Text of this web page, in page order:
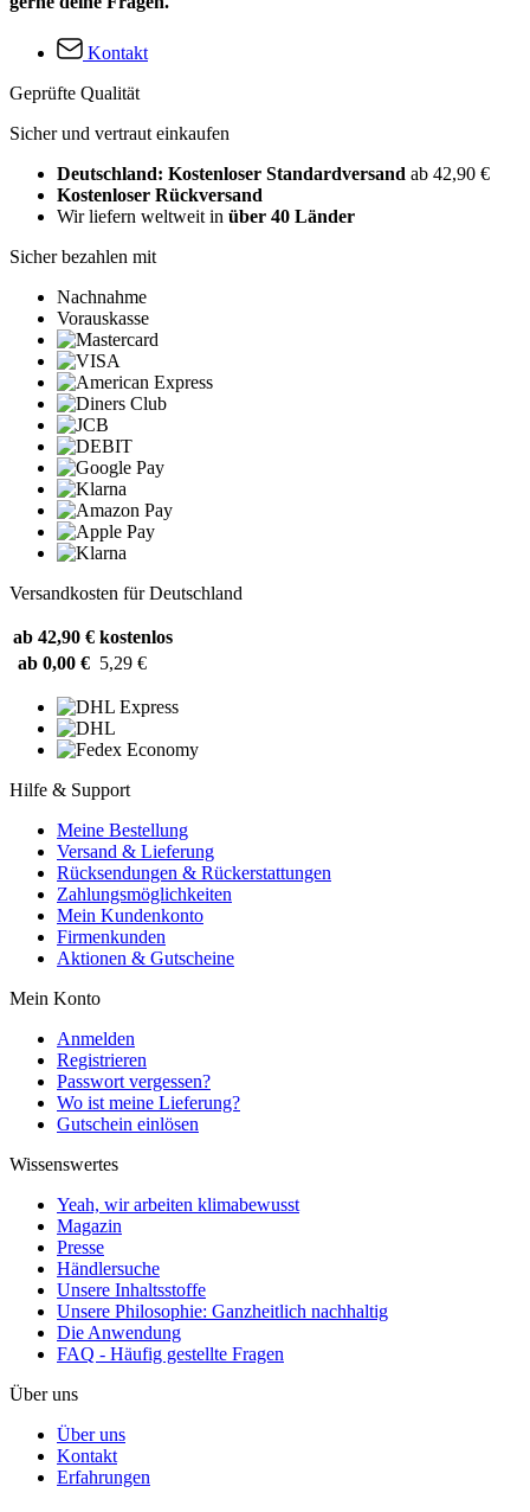
Kontakt
Geprüfte Qualität
Sicher und vertraut einkaufen
Deutschland: Kostenloser Standardversand ab 42,90 €
Kostenloser Rückversand
Wir liefern weltweit in über 40 Länder
Sicher bezahlen mit
Nachnahme
Vorauskasse
Versandkosten für Deutschland
ab 42,90 € kostenlos
ab 0,00 € 5,29 €
Hilfe & Support
Meine Bestellung
Versand & Lieferung
Rücksendungen & Rückerstattungen
Zahlungsmöglichkeiten
Mein Kundenkonto
Firmenkunden
Aktionen & Gutscheine
Mein Konto
Anmelden
Registrieren
Passwort vergessen?
Wo ist meine Lieferung?
Gutschein einlösen
Wissenswertes
Yeah, wir arbeiten klimabewusst
Magazin
Presse
Händlersuche
Unsere Inhaltsstoffe
Unsere Philosophie: Ganzheitlich nachhaltig
Die Anwendung
FAQ - Häufig gestellte Fragen
Über uns
Über uns
Kontakt
Erfahrungen